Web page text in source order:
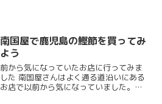
南国屋で鹿児島の鰹節を買ってみ
よう
前から気になっていたお店に行ってみま
した 南国屋さんはよく通る道沿いにある
お店で以前から気になっていました。な